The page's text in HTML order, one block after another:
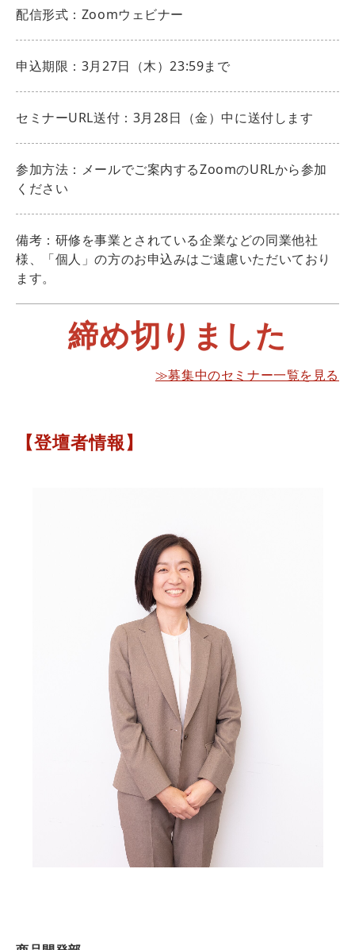
配信形式：Zoomウェビナー
申込期限：3月27日（木）23:59まで
セミナーURL送付：3月28日（金）中に送付します
参加方法：メールでご案内するZoomのURLから参加
ください
備考：研修を事業とされている企業などの同業他社
様、「個人」の方のお申込みはご遠慮いただいており
ます。
締め切りました
≫募集中のセミナー一覧を見る
【登壇者情報】